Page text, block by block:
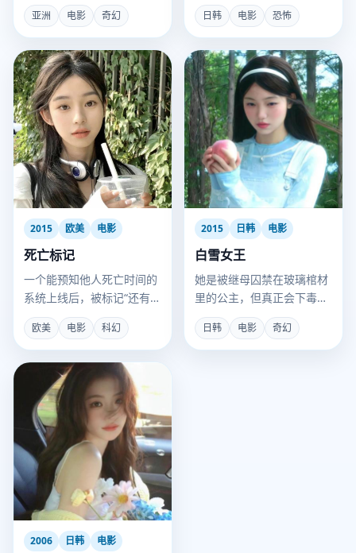
的东西——记忆、寿命、爱
情。
亚洲 电影 奇幻
卖掉自己全部皮肤，换了一
张顶级模特的脸。
日韩 电影 恐怖
2015 欧美 电影
死亡标记
一个能预知他人死亡时间的
系统上线后，被标记“还有
24小时”的人开始组队狂
欢，直到他们发现标记可以
转移。
欧美 电影 科幻
2015 日韩 电影
白雪女王
她是被继母囚禁在玻璃棺材
里的公主，但真正会下毒
的，是那个哭着说爱她的猎
人。
日韩 电影 奇幻
2006 日韩 电影